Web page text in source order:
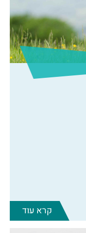
קרא עוד